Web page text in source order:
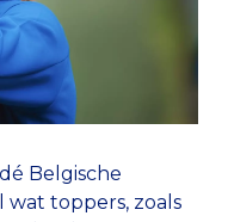
Belgische
toppers, zoals